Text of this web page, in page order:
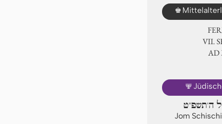
♚
Ⅶ.
🕎
ה'תשפ"ט
Jom